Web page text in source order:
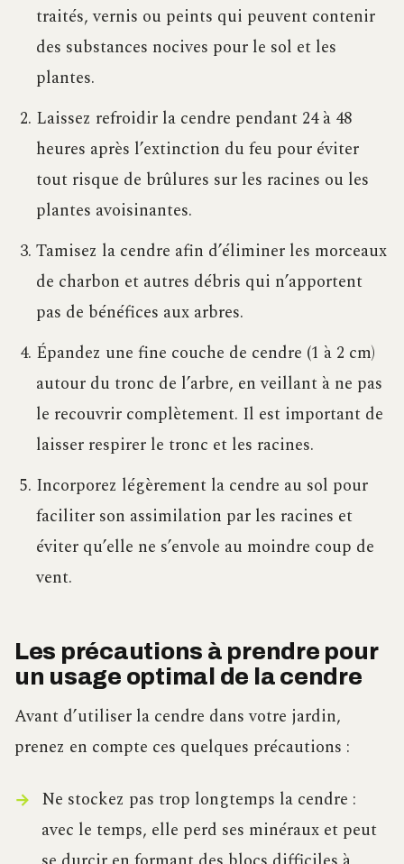
traités, vernis ou peints qui peuvent contenir
des substances nocives pour le sol et les
plantes.
Laissez refroidir la cendre pendant 24 à 48
heures après l’extinction du feu pour éviter
tout risque de brûlures sur les racines ou les
plantes avoisinantes.
Tamisez la cendre afin d’éliminer les morceaux
de charbon et autres débris qui n’apportent
pas de bénéfices aux arbres.
Épandez une fine couche de cendre (1 à 2 cm)
autour du tronc de l’arbre, en veillant à ne pas
le recouvrir complètement. Il est important de
laisser respirer le tronc et les racines.
Incorporez légèrement la cendre au sol pour
faciliter son assimilation par les racines et
éviter qu’elle ne s’envole au moindre coup de
vent.
Les précautions à prendre pour
un usage optimal de la cendre
Avant d’utiliser la cendre dans votre jardin,
prenez en compte ces quelques précautions :
Ne stockez pas trop longtemps la cendre :
avec le temps, elle perd ses minéraux et peut